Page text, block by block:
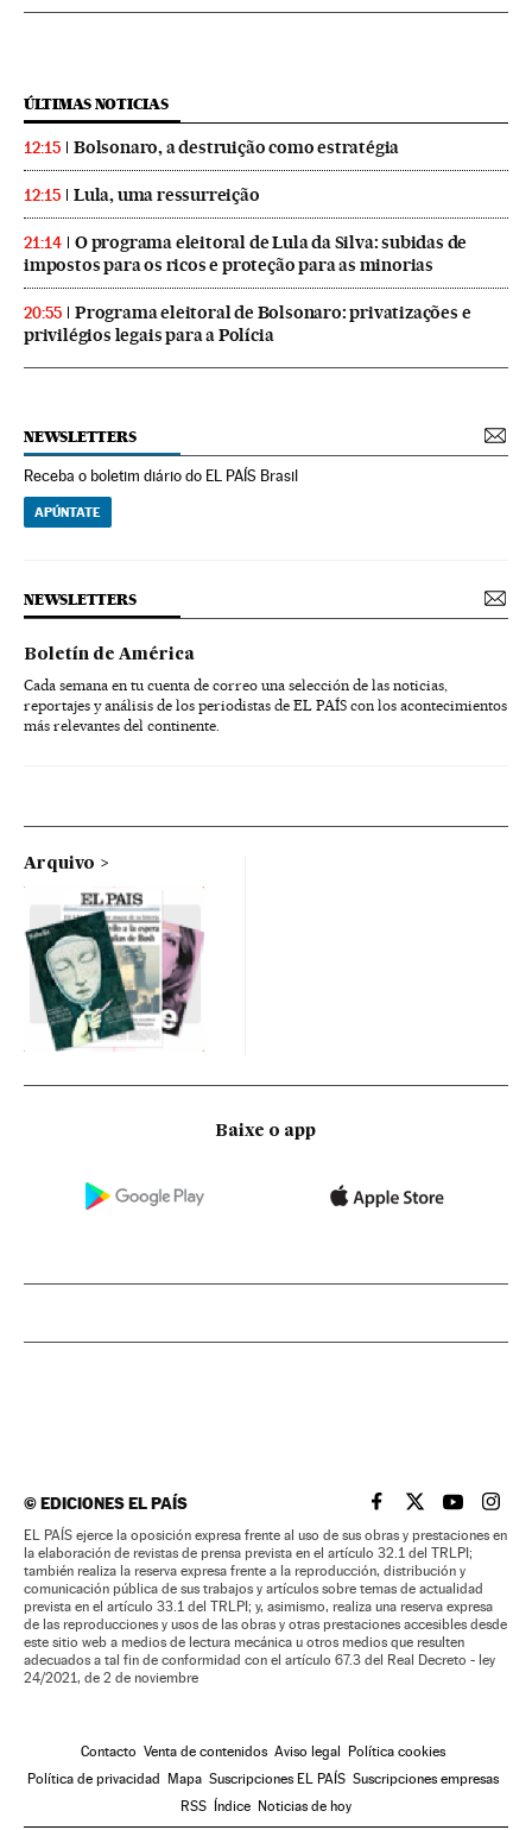
ÚLTIMAS NOTICIAS
12:15 Bolsonaro, a destruição como estratégia
12:15 Lula, uma ressurreição
21:14
O programa eleitoral de Lula da Silva: subidas de
impostos para os ricos e proteção para as minorias
20:55
Programa eleitoral de Bolsonaro: privatizações e
privilégios legais para a Polícia
NEWSLETTERS
Receba o boletim diário do EL PAÍS Brasil
APÚNTATE
NEWSLETTERS
Boletín de América
Cada semana en tu cuenta de correo una selección de las noticias,
reportajes y análisis de los periodistas de EL PAÍS con los acontecimientos
más relevantes del continente.
Arquivo
Baixe o app
©EDICIONES EL PAÍS EL PAÍS BRASIL EN
EL PAÍSEL PAÍS
EL
EL PAÍS ejerce la oposición expresa frente al uso de sus obras y prestaciones en
la elaboración de revistas de prensa prevista en el artículo 32.1 del TRLPI;
también realiza la reserva expresa frente a la reproducción, distribución y
comunicación pública de sus trabajos y artículos sobre temas de actualidad
prevista en el artículo 33.1 del TRLPI; y, asimismo, realiza una reserva expresa
de las reproducciones y usos de las obras y otras prestaciones accesibles desde
este sitio web a medios de lectura mecánica u otros medios que resulten
adecuados a tal fin de conformidad con el artículo 67.3 del Real Decreto - ley
24/2021, de 2 de noviembre
Contacto Venta de contenidos Aviso legal
Política cookies
Política de privacidad
Mapa Suscripciones EL PAÍS Suscripciones empresas
RSS
Índice Noticias de hoy